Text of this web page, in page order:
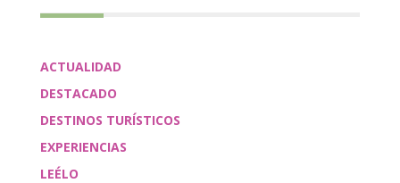
ACTUALIDAD
DESTACADO
DESTINOS TURÍSTICOS
EXPERIENCIAS
LEÉLO